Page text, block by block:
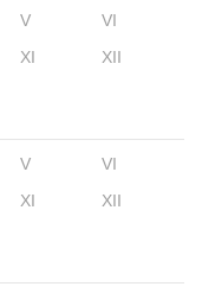
V
VI
XI XII
V
VI
XI XII